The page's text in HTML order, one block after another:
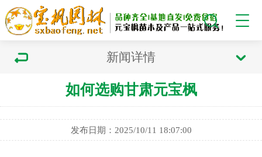
新闻详情
如何选购甘肃元宝枫
发布日期：2025/10/11 18:07:00